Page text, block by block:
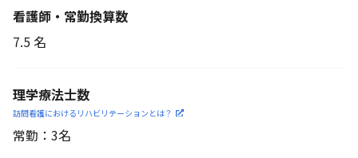
看護師・常勤換算数
7.5 名
理学療法士数
訪問看護におけるリハビリ テーションとは？
常勤：3名